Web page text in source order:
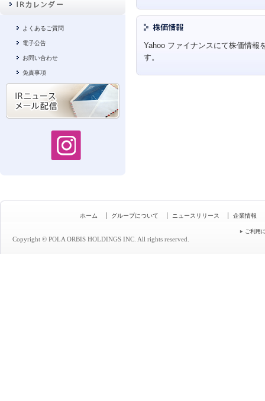
よくあるご質問
電子公告
お問い合わせ
免責事項
Yahoo ファイナンスにて株価情報
す。
ホーム グループについて ニュースリリース 企業情報
Copyright © POLA ORBIS HOLDINGS INC. All rights reserved.
ご利用